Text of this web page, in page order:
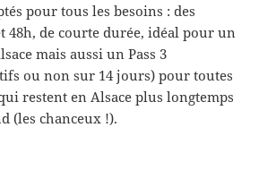
pour tous les besoins : des
48h, de courte durée, idéal pour un
mais aussi un Pass 3
ou non sur 14 jours) pour toutes
restent en Alsace plus longtemps
(les chanceux !).